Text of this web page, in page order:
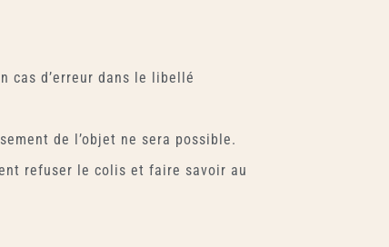
cas d’erreur dans le libellé
de l’objet ne sera possible.
refuser le colis et faire savoir au